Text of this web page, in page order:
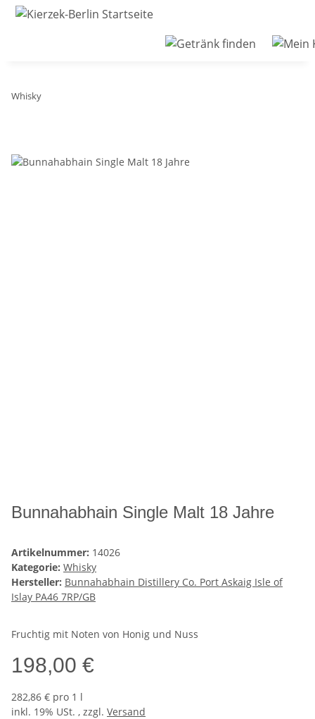
Whisky
Bunnahabhain Single Malt 18 Jahre
Artikelnummer: 14026
Kategorie: Whisky
Hersteller: Bunnahabhain Distillery Co. Port Askaig Isle of
Islay PA46 7RP/GB
Fruchtig mit Noten von Honig und Nuss
198,00 €
282,86 € pro 1 l
inkl. 19% USt. , zzgl. Versand